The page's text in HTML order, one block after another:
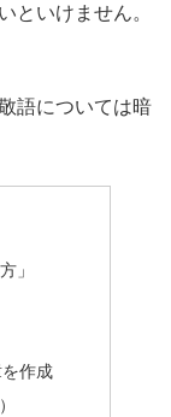
といけません。
語については暗
」
作成